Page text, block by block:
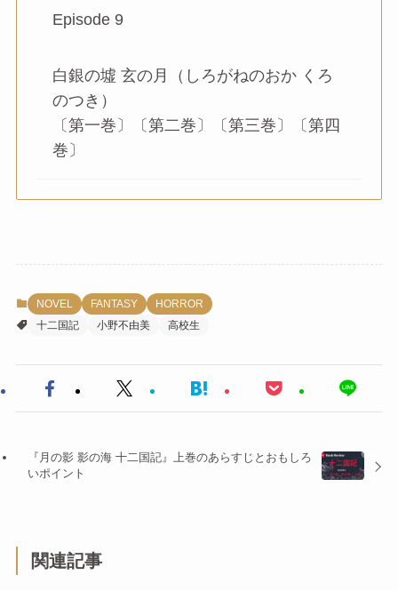
Episode 9
白銀の墟 玄の月（しろがねのおか くろ
のつき）
〔第一巻〕〔第二巻〕〔第三巻〕〔第四
巻〕
NOVEL FANTASY
HORROR
十二国記
小野不由美 高校生
『月の影 影の海 十二国記』上巻のあらすじとおもしろ
いポイント
関連記事